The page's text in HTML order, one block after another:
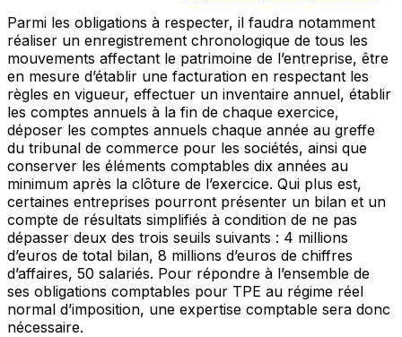
Parmi les obligations à respecter, il faudra notamment
réaliser un enregistrement chronologique de tous les
mouvements affectant le patrimoine de l’entreprise, être
en mesure d’établir une facturation en respectant les
règles en vigueur, effectuer un inventaire annuel, établir
les comptes annuels à la fin de chaque exercice,
déposer les comptes annuels chaque année au greffe
du tribunal de commerce pour les sociétés, ainsi que
conserver les éléments comptables dix années au
minimum après la clôture de l’exercice. Qui plus est,
certaines entreprises pourront présenter un bilan et un
compte de résultats simplifiés à condition de ne pas
dépasser deux des trois seuils suivants : 4 millions
d’euros de total bilan, 8 millions d’euros de chiffres
d’affaires, 50 salariés. Pour répondre à l’ensemble de
ses obligations comptables pour TPE au régime réel
normal d’imposition, une expertise comptable sera donc
nécessaire.